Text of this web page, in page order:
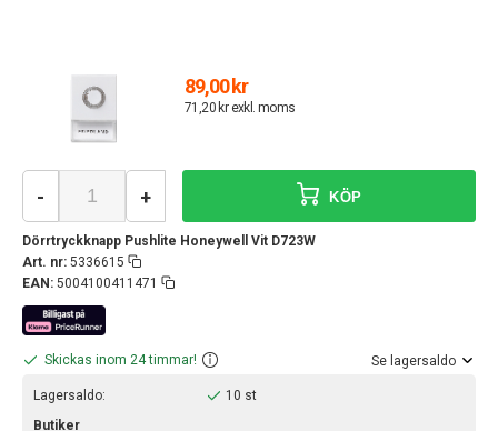
89,00 kr
71,20 kr exkl. moms
Dörrtryckknapp Pushlite Honeywell Vit D723W
Art. nr: 5336615
EAN: 5004100411471
- + KÖP
Skickas inom 24 timmar! Se lagersaldo
Lagersaldo:
10 st
Butiker